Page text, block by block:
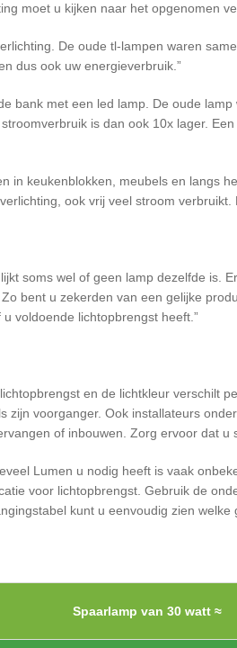
moet u kijken naar het opgenomen
De oude tl-lampen waren
dus ook uw energieverbruik.
bank met een led lamp. De oude
is dan ook 10x lager.
in keukenblokken, meubels en langs
ook vrij veel stroom
soms wel of geen lamp dezelfde is.
bent u zekerden van een gelijke
voldoende lichtopbrengst heeft.
en de lichtkleur verschilt
voorganger. Ook installateurs
of inbouwen. Zorg ervoor dat u
Lumen u nodig heeft is vaak
voor lichtopbrengst. Gebruik de
kunt u eenvoudig zien
Spaarlamp van 30 watt ≈